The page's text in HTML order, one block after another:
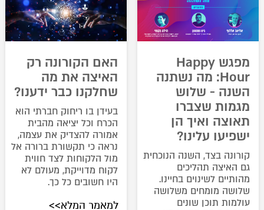
מפגש Happy
Hour: מה נשתנה
השנה - שלוש
מגמות שצברו
תאוצה ואיך הן
ישפיעו עלינו?
קורונה בצד, השנה הנוכחית
גם האיצה תהליכים
מהותיים לשינוים בחיינו.
שלושה מומחים משלושה
עולמות תוכן שונים
האם הקורונה רק
האיצה את מה
שחלקנו כבר ידענו?
בעידן בו ריחוק חברתי הוא
הכרח וכל יציאה מהבית
אמורה להצדיק את עצמה,
נראה כי תקשורת ברורה אל
מול הלקוחות לצד חווית
לקוח מדוייקת, מעולם לא
היו חשובים כל כך.
למאמר המלא>>